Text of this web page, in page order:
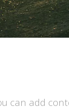
can add